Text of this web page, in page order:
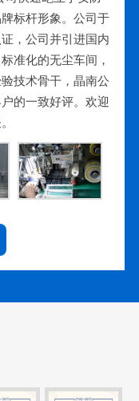
标杆形象。公司于
，公司并引进国内
准化的无尘车间，
技术骨干，晶南公
的一致好评。欢迎